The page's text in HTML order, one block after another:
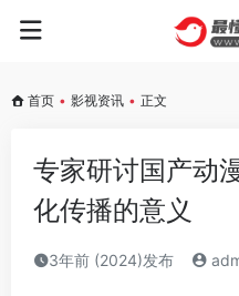
首页 • 影视资讯 • 正文
专家研讨国产动
化传播的意义
3年前 (2024)发布